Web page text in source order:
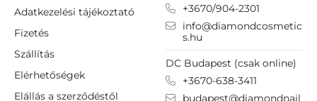
Adatkezelési tájékoztató
Fizetés
Szállítás
Elérhetőségek
Elállás a szerződéstől
+3670/904-2301
info@diamondcosmetic
s.hu
DC Budapest (csak online)
+3670-638-3411
budapest@diamondnail